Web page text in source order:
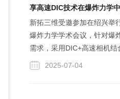
享高速DIC技术在爆炸力学
新拓三维受邀参加在绍兴举
爆炸力学学术会议，针对爆
需求，采用DIC+高速相机结
SPARCK三维高速测量系统
案例。
2025-07-04